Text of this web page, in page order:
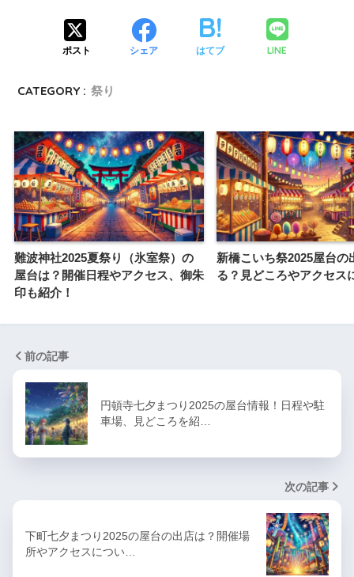
ポスト シェア はてブ LINE
CATEGORY : 祭り
難波神社2025夏祭り（氷室祭）の
屋台は？開催日程やアクセス、御朱
印も紹介！
新橋こいち祭2025屋台の
る？見どころやアクセス
前の記事
円頓寺七夕まつり2025の屋台情報！日程や駐
車場、見どころを紹…
次の記事
下町七夕まつり2025の屋台の出店は？開催場
所やアクセスについ…